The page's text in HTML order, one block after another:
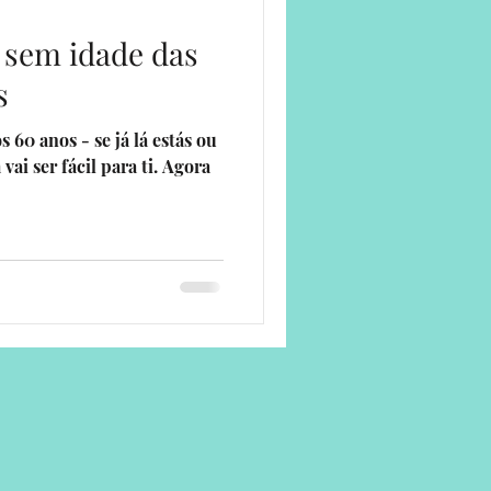
idade das
60 anos - se já lá estás ou
vai ser fácil para ti. Agora